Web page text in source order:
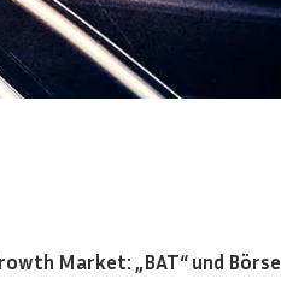
Market: „BAT“ und Börse